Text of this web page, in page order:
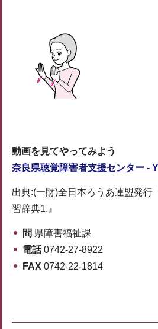
動画を見てやってみよう
奈良県聴覚障害者支援センター -
出典:(一財)全日本ろうあ連盟発行
習辞典1.』
問 県障害福祉課
電話0742-27-8922
FAX 0742-22-1814